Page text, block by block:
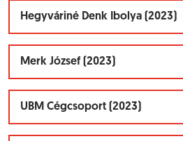
Hegyváriné Denk Ibolya (2023)
Merk József (2023)
UBM Cégcsoport (2023)